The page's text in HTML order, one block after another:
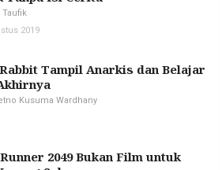
Taufik
2019
Tampil Anarkis dan Belajar
Kusuma Wardhany
2049 Bukan Film untuk